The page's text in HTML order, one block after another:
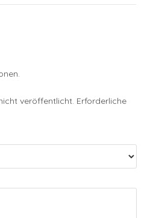
veröffentlicht. Erforderliche